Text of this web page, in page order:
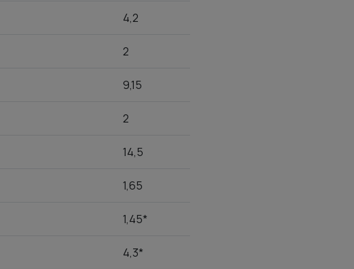
4,2
2
9,15
2
14,5
1,65
1,45*
4,3*